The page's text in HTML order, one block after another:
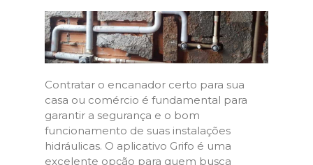
Contratar o encanador certo para sua
casa ou comércio é fundamental para
garantir a segurança e o bom
funcionamento de suas instalações
hidráulicas. O aplicativo Grifo é uma
excelente opção para quem busca